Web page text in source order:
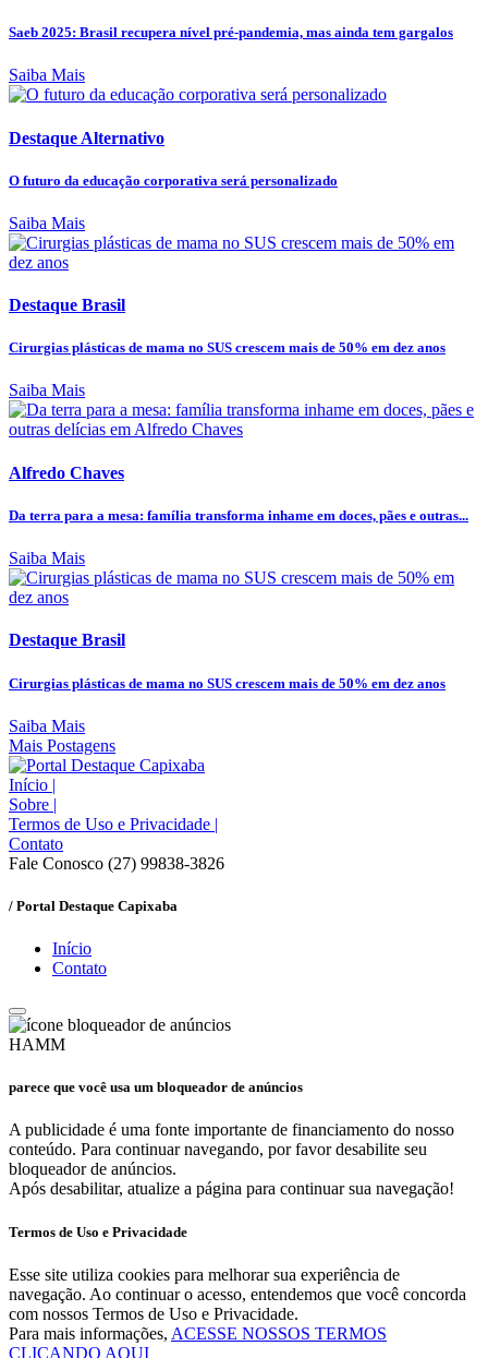
Saeb 2025: Brasil recupera nível pré-pandemia, mas ainda tem gargalos
Saiba Mais
Destaque Alternativo
O futuro da educação corporativa será personalizado
Saiba Mais
Destaque Brasil
Cirurgias plásticas de mama no SUS crescem mais de 50% em dez anos
Saiba Mais
Alfredo Chaves
Da terra para a mesa: família transforma inhame em doces, pães e outras...
Saiba Mais
Destaque Brasil
Cirurgias plásticas de mama no SUS crescem mais de 50% em dez anos
Saiba Mais
Mais Postagens
Início |
Sobre |
Termos de Uso e Privacidade |
Contato
Fale Conosco (27) 99838-3826
/ Portal Destaque Capixaba
Início
Contato
HAMM
parece que você usa um bloqueador de anúncios
A publicidade é uma fonte importante de financiamento do nosso
conteúdo. Para continuar navegando, por favor desabilite seu
bloqueador de anúncios.
Após desabilitar, atualize a página para continuar sua navegação!
Termos de Uso e Privacidade
Esse site utiliza cookies para melhorar sua experiência de
navegação. Ao continuar o acesso, entendemos que você concorda
com nossos Termos de Uso e Privacidade.
Para mais informações, ACESSE NOSSOS TERMOS
CLICANDO AQUI